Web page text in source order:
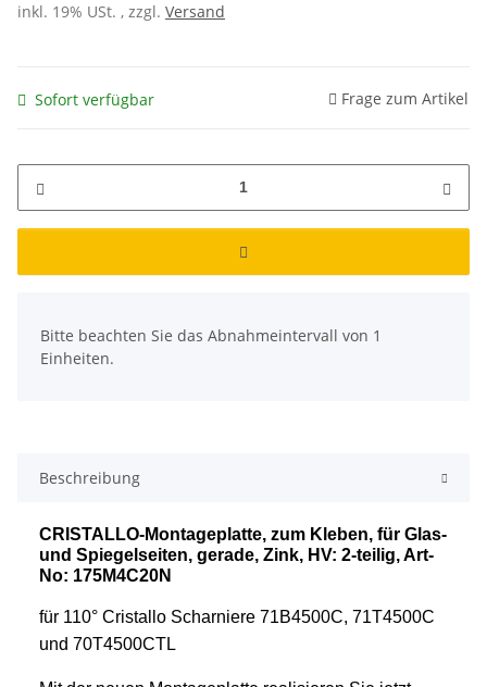
inkl. 19% USt. , zzgl. Versand
Sofort verfügbar Frage zum Artikel
Bitte beachten Sie das Abnahmeintervall von 1
Einheiten.
Beschreibung
CRISTALLO-Montageplatte, zum Kleben, für Glas-
und Spiegelseiten, gerade, Zink, HV: 2-teilig, Art-
No: 175M4C20N
für 110° Cristallo Scharniere 71B4500C, 71T4500C
und 70T4500CTL